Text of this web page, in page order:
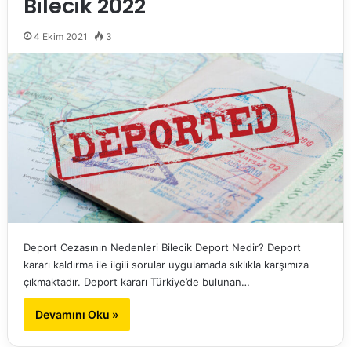
Bilecik 2022
4 Ekim 2021 3
Deport Cezasının Nedenleri Bilecik Deport Nedir? Deport
kararı kaldırma ile ilgili sorular uygulamada sıklıkla karşımıza
çıkmaktadır. Deport kararı Türkiye’de bulunan…
Devamını Oku »